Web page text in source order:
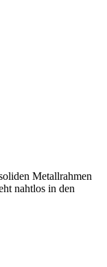
Metallrahmen
nahtlos in den